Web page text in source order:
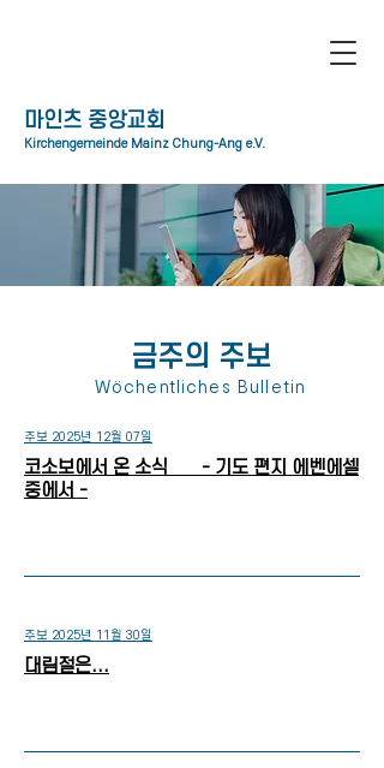
​마인츠 중앙교회
Kirchengemeinde Mainz Chung-Ang e.V.
금주의 주보
Wöchentliches Bulletin
주보 2025년 12월 07일
코소보에서 온 소식 - 기도 편지 에벤에셀
중에서 -
주보 2025년 11월 30일
대림절은...